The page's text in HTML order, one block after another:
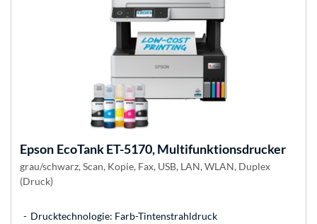
Epson EcoTank ET-5170, Multifunktionsdrucker
grau/schwarz, Scan, Kopie, Fax, USB, LAN, WLAN, Duplex
(Druck)
Drucktechnologie: Farb-Tintenstrahldruck